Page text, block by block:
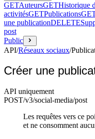
GETAuteursGETHistorique
activitésGETPublications
une publicationDELETE
post
Public
API/Réseaux sociaux/
Créer une
API uniquement
POST/v3/social-media/post
Les requêtes vers ce
et ne consomment